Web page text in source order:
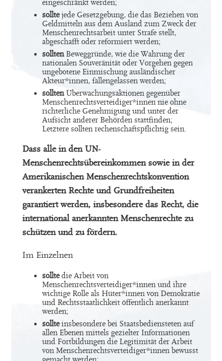
eingeschränkt werden;
solltejede Gesetzgebung, die das Beziehen von
Geldmitteln aus dem Ausland zum Zweck der
Menschenrechtsarbeit unter Strafe stellt,
abgeschafft oder reformiert werden;
solltenBeweggründe, wie die Wahrung der
nationalen Souveränität oder Vorgehen gegen
ungebotene Einmischung ausländischer
Akteur*innen, fallengelassen werden;
solltenÜberwachungsaktionen gegenüber
Menschenrechtsverteidiger*innen nie ohne
richterliche Genehmigung und unter der
Aufsicht anderer Behörden stattfinden;
Letztere sollten rechenschaftspflichtig sein.
Dass alle in den UN-
Menschenrechtsübereinkommen sowie in der
Amerikanischen Menschenrechtskonvention
verankerten Rechte und Grundfreiheiten
garantiert werden, insbesondere das Recht, die
international anerkannten Menschenrechte zu
schützen und zu fördern.
Im Einzelnen
solltedie Arbeit von
Menschenrechtsverteidiger*innen und ihre
wichtige Rolle als Hüter*innen von Demokratie
und Rechtsstaatlichkeit öffentlich anerkannt
werden;
sollteinsbesondere bei Staatsbediensteten auf
allen Ebenen mittels gezielter Informationen
und Fortbildungen die Legitimität der Arbeit
von Menschenrechtsverteidiger*innen bewusst